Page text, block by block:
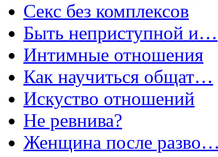
Секс без комплексов
Быть неприступной и…
Интимные отношения
Как научиться общат…
Искуство отношений
Не ревнива?
Женщина после